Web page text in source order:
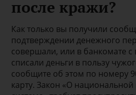
после кражи?
Как только вы получили
подтверждении денежного
совершали, или в банкомате с
списали деньги в пользу
сообщите об этом по номеру
карту. Закон «О